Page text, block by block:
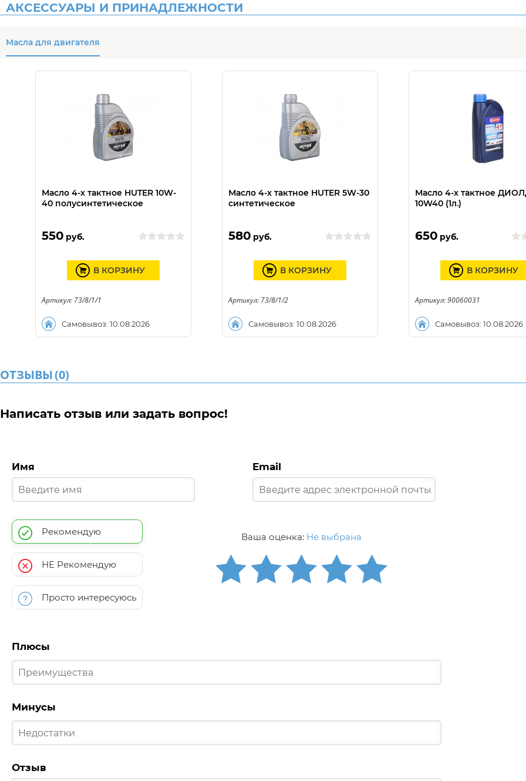
АКСЕССУАРЫ И ПРИНАДЛЕЖНОСТИ
Масла для двигателя
Масло 4-х тактное HUTER 10W-
40 полусинтетическое
550 руб.
Самовывоз: 10.08.2026
В КОРЗИНУ
Артикул: 73/8/1/1
Масло 4-х тактное HUTER 5W-30
синтетическое
580 руб.
Самовывоз: 10.08.2026
В КОРЗИНУ
Артикул: 73/8/1/2
Масло 4-х тактное
10W40 (1л.)
650 руб.
Самовывоз: 10.08.2026
В КОРЗИНУ
Артикул: 90060031
ОТЗЫВЫ(0)
Написать отзыв или задать вопрос!
Имя Email
Рекомендую
НЕ Рекомендую
Просто интересуюсь
Ваша оценка: Не выбрана
Плюсы
Минусы
Отзыв